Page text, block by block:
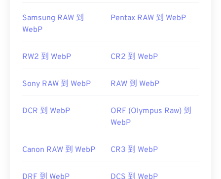
Samsung RAW 到
WebP
Pentax RAW 到 WebP
RW2 到 WebP CR2 到 WebP
Sony RAW 到 WebP RAW 到 WebP
DCR 到 WebP
ORF (Olympus Raw) 到
WebP
Canon RAW 到 WebP CR3 到 WebP